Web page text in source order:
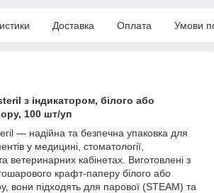
Доставка Оплата Умови
з індикатором, білого або
100 шт/уп
— надійна та безпечна упаковка для
у медицині, стоматології,
ветеринарних кабінетах. Виготовлені з
крафт-паперу білого або
вони підходять для парової (STEAM) та